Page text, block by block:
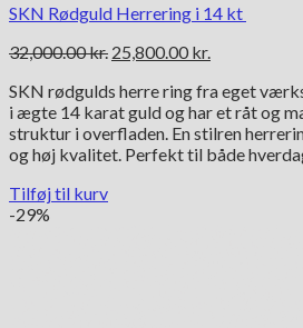
SKN Rødguld Herrering i 14 kt
32,000.00kr. Den
pris
var:
32,000.00 kr..
25,800.00 kr.
pris
er:
25,800.00
SKN rødgulds herre ring fra eget
i ægte 14 karat guld og har et råt og
struktur i overfladen. En stilren
og høj kvalitet. Perfekt til både
Tilføj til kurv
-29%